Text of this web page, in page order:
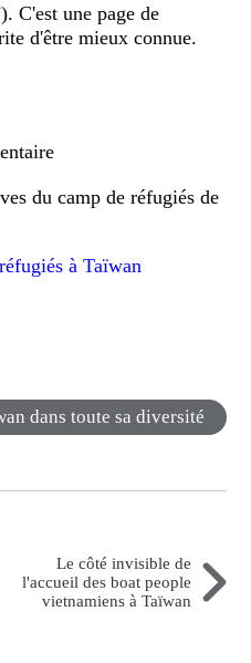
). C'est une page de
d'être mieux connue.
du camp de réfugiés de
à Taïwan
dans toute sa diversité
Le côté invisible de
l'accueil des boat people
vietnamiens à Taïwan